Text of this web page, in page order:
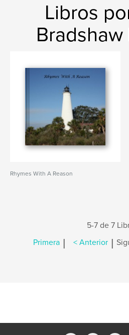
Libros
Rhymes With A Reason
5-7 de 7
Primera | < Anterior |